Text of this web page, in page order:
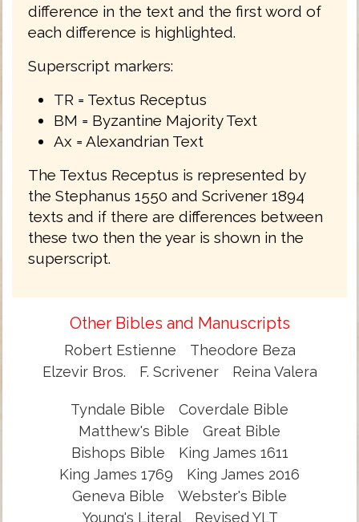
difference in the text and the first word of
each difference is highlighted.
Superscript markers:
TR = Textus Receptus
BM = Byzantine Majority Text
Ax = Alexandrian Text
The Textus Receptus is represented by
the Stephanus 1550 and Scrivener 1894
texts and if there are differences between
these two then the year is shown in the
superscript.
Other Bibles and Manuscripts
Robert Estienne
Theodore Beza
Elzevir Bros.
F. Scrivener Reina Valera
Tyndale Bible
Coverdale Bible
Matthew's Bible
Great Bible
Bishops Bible
King James 1611
King James 1769
King James 2016
Geneva Bible
Webster's Bible
Young's Literal
Revised YLT